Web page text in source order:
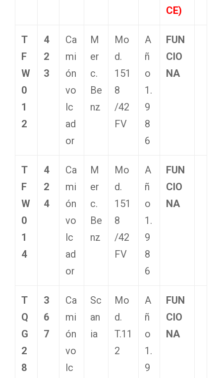
CE)
T
F
W
0
1
2
4
2
3
Ca
mi
ón
vo
lc
ad
or
M
er
c.
Be
nz
Mo
d.
151
8
/42
FV
A
ñ
o
1.
9
8
6
FUN
CIO
NA
T
F
W
0
1
4
4
2
4
Ca
mi
ón
vo
lc
ad
or
M
er
c.
Be
nz
Mo
d.
151
8
/42
FV
A
ñ
o
1.
9
8
6
FUN
CIO
NA
T
Q
G
2
8
3
6
7
Ca
mi
ón
vo
lc
Sc
an
ia
Mo
d.
T.11
2
A
ñ
o
1.
9
FUN
CIO
NA